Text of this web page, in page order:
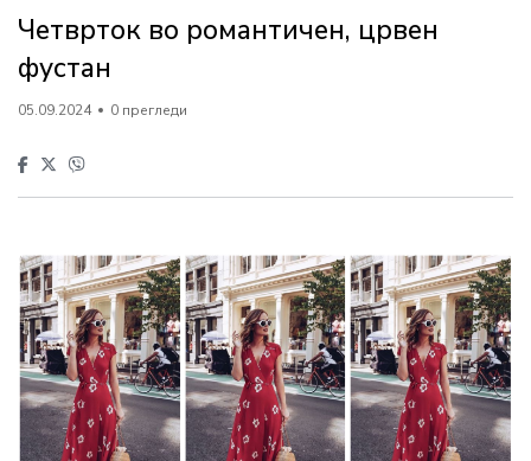
Четврток во романтичен, црвен
фустан
05.09.2024 0 прегледи